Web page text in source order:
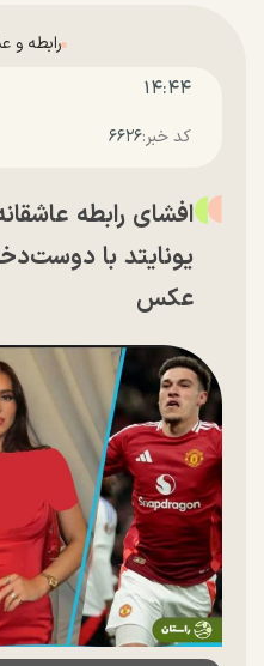
رابطه و
۱۴:۴۴
کد خبر:۶۶۲۶
افشای رابطه
یونایتد با
عکس